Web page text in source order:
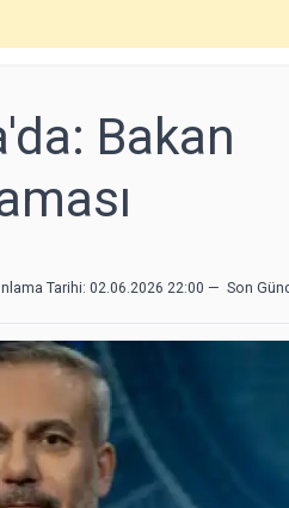
Bakan
Tarihi: 02.06.2026 22:00 — Son